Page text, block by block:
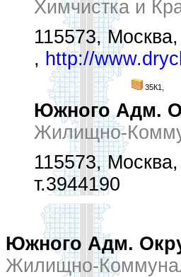
Химчистка и
115573,
, http://
35К1,
Южного Адм.
Жилищно-
115573,
т.3944190
Южного Адм.
Жилищно-